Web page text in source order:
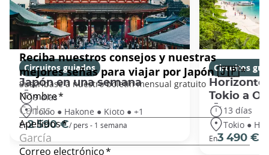
Circuitos guiados
Japón en una semana
9 días
Tokio ● Hakone ● Kioto ● +1
En2 590 €/ pers - 1 semana
Circuitos
Tokio a
13 días
Tokio ●
En3 490 €